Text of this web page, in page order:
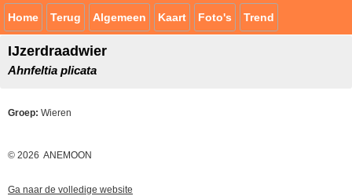
Home Terug Algemeen Kaart Foto's Trend
IJzerdraadwier
Ahnfeltia plicata
Groep: Wieren
© 2026 ANEMOON
Ga naar de volledige website